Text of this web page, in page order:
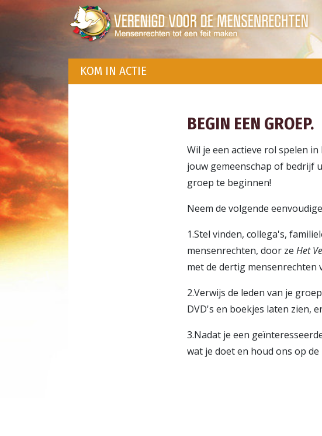
KOM IN ACTIE
BEGIN EEN GROEP.
Wil je een actieve rol spelen
jouw gemeenschap of bedrijf
groep te beginnen!
Neem de volgende
1.Stel vinden, collega's,
mensenrechten, door zeHet
met de dertig mensenrechten
2.Verwijs de leden van je
DVD's en boekjes laten zien,
3.Nadat je een
wat je doet en houd ons op